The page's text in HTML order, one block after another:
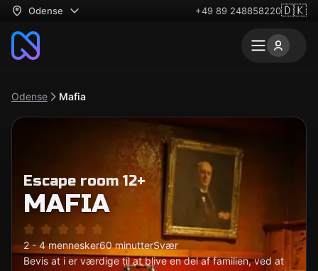
Odense +49 89 248858220🇩🇰
Odense Mafia
Escape room 12+
MAFIA
2 - 4 mennesker60 minutterSvær
Bevis at i er værdige til at blive en del af familien, ved at